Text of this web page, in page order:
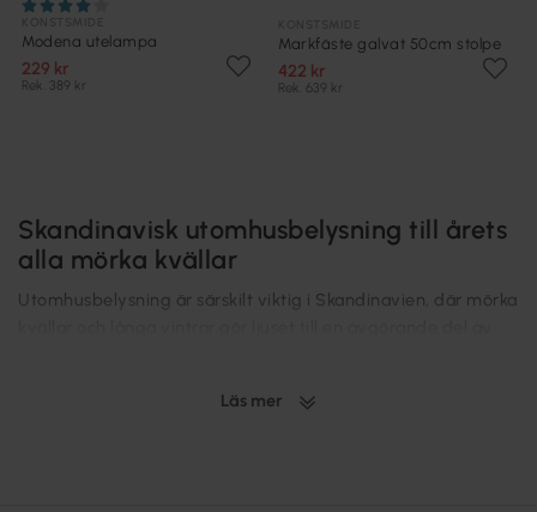
Modena utelampa
229 kr
Rek. 389 kr
Markfäste galvat 50cm stolpe
422 kr
Rek. 639 kr
Skandinavisk utomhusbelysning till årets
alla mörka kvällar
Utomhusbelysning är särskilt viktig i Skandinavien, där mörka
mörkare månader. Fasadbelysning framhäver ditt hus och
Läs mer